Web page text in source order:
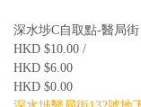
深水埗C自取點-醫局街
HKD $10.00 /
HKD $6.00
HKD $0.00